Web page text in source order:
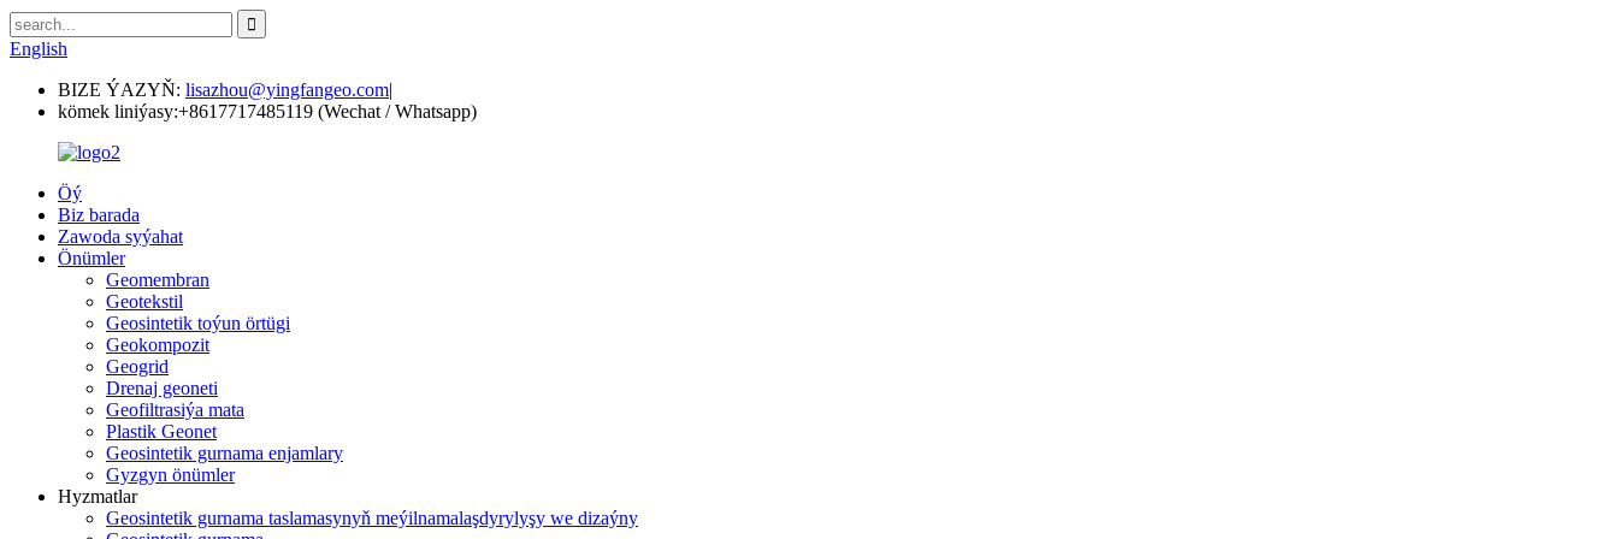
English
BIZE ÝAZYŇ: lisazhou@yingfangeo.com|
kömek liniýasy:+8617717485119 (Wechat / Whatsapp)
Öý
Biz barada
Zawoda syýahat
Önümler
Geomembran
Geotekstil
Geosintetik toýun örtügi
Geokompozit
Geogrid
Drenaj geoneti
Geofiltrasiýa mata
Plastik Geonet
Geosintetik gurnama enjamlary
Gyzgyn önümler
Hyzmatlar
Geosintetik gurnama taslamasynyň meýilnamalaşdyrylyşy we dizaýny